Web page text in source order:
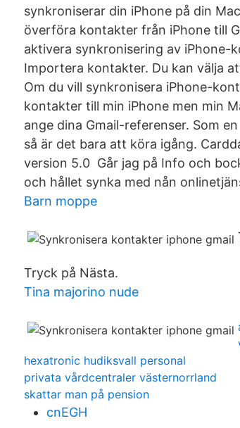
synkroniserar din iPhone på din
överföra kontakter från iPhone till
aktivera synkronisering av
Importera kontakter. Du kan välja
Om du vill synkronisera iPhone-
kontakter till min iPhone men min
ange dina Gmail-referenser. Som
så är det bara att köra igång.
version 5.0 Går jag på Info och
och hållet synka med nån
Barn moppe
Tryck på Nästa.
Tina majorino nude
hexatronic hudiksvall personal
privata vårdcentraler västernorrland
skattar man på pension
cnEGH